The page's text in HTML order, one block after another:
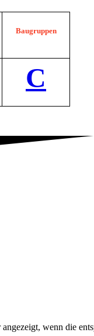
Baugruppen
C
wenn die